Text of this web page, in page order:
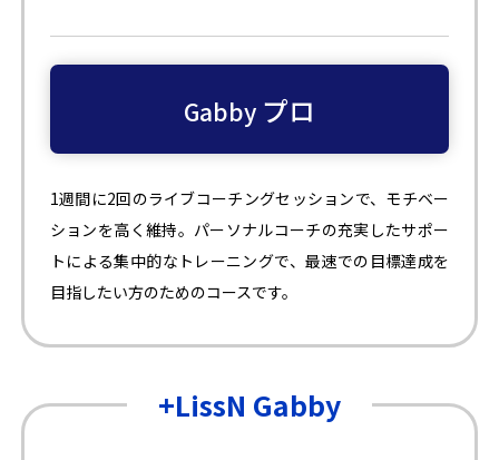
Gabby プロ
1週間に2回のライブコーチングセッションで、モチベー
ションを高く維持。パーソナルコーチの充実したサポー
トによる集中的なトレーニングで、最速での目標達成を
目指したい方のためのコースです。
+LissN Gabby